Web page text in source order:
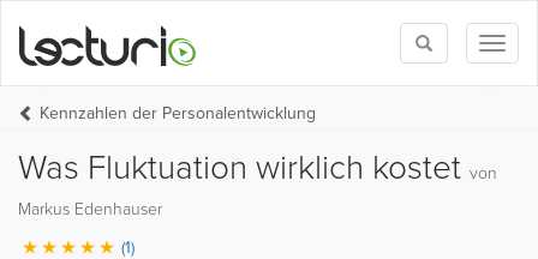
Toggle
search
Kennzahlen der Personalentwicklung
Was Fluktuation wirklich kostet von
Markus Edenhauser
(1)